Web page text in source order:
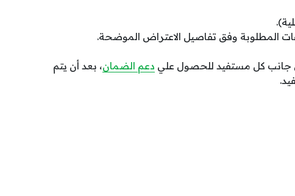
المطلوبة وفق تفاصيل الاعتراض الموضحة.
جانب كل مستفيد للحصول علي دعم الضمان، بعد أن يتم